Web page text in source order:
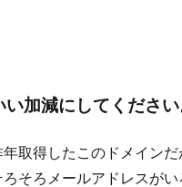
い加減にしてください
年取得したこのドメインだ
ろそろメールアドレスが